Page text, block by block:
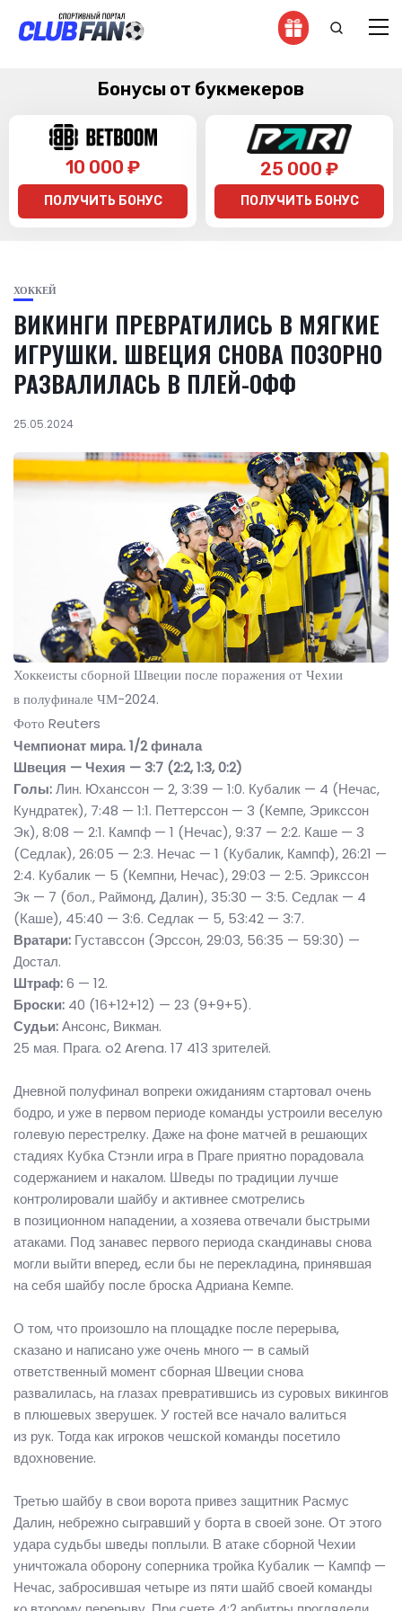
Бонусы от букмекеров
10 000 ₽
ПОЛУЧИТЬ БОНУС
25 000 ₽
ПОЛУЧИТЬ БОНУС
ХОККЕЙ
ВИКИНГИ ПРЕВРАТИЛИСЬ В МЯГКИЕ
ИГРУШКИ. ШВЕЦИЯ СНОВА ПОЗОРНО
РАЗВАЛИЛАСЬ В ПЛЕЙ-ОФФ
25.05.2024
Хоккеисты сборной Швеции после поражения от Чехии
в полуфинале ЧМ-2024.
Фото Reuters
Чемпионат мира. 1/2 финала
Швеция — Чехия — 3:7 (2:2, 1:3, 0:2)
Голы:Лин. Юханссон — 2, 3:39 — 1:0. Кубалик — 4 (Нечас,
Кундратек), 7:48 — 1:1. Петтерссон — 3 (Кемпе, Эрикссон
Эк), 8:08 — 2:1. Кампф — 1 (Нечас), 9:37 — 2:2. Каше — 3
(Седлак), 26:05 — 2:3. Нечас — 1 (Кубалик, Кампф), 26:21 —
2:4. Кубалик — 5 (Кемпни, Нечас), 29:03 — 2:5. Эрикссон
Эк — 7 (бол., Раймонд, Далин), 35:30 — 3:5. Седлак — 4
(Каше), 45:40 — 3:6. Седлак — 5, 53:42 — 3:7.
Вратари: Густавссон (Эрссон, 29:03, 56:35 — 59:30) —
Достал.
Штраф:6 — 12.
Броски: 40 (16+12+12) — 23 (9+9+5).
Судьи:Ансонс, Викман.
25 мая. Прага. o2 Arena. 17 413 зрителей.
Дневной полуфинал вопреки ожиданиям стартовал очень
бодро, и уже в первом периоде команды устроили веселую
голевую перестрелку. Даже на фоне матчей в решающих
стадиях Кубка Стэнли игра в Праге приятно порадовала
содержанием и накалом. Шведы по традиции лучше
контролировали шайбу и активнее смотрелись
в позиционном нападении, а хозяева отвечали быстрыми
атаками. Под занавес первого периода скандинавы снова
могли выйти вперед, если бы не перекладина, принявшая
на себя шайбу после броска Адриана Кемпе.
О том, что произошло на площадке после перерыва,
сказано и написано уже очень много — в самый
ответственный момент сборная Швеции снова
развалилась, на глазах превратившись из суровых викингов
в плюшевых зверушек. У гостей все начало валиться
из рук. Тогда как игроков чешской команды посетило
вдохновение.
Третью шайбу в свои ворота привез защитник Расмус
Далин, небрежно сыгравший у борта в своей зоне. От этого
удара судьбы шведы поплыли. В атаке сборной Чехии
уничтожала оборону соперника тройка Кубалик — Кампф —
Нечас, забросившая четыре из пяти шайб своей команды